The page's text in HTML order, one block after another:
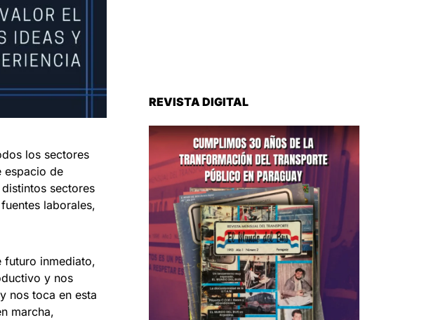
los sectores
espacio de
sectores
laborales,
futuro inmediato,
y nos
nos toca en esta
marcha,
REVISTA DIGITAL